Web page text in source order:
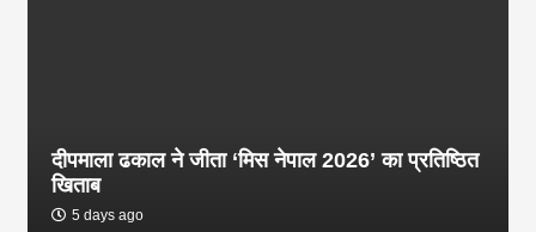
दीपमाला ढकाल ने जीता ‘मिस नेपाल 2026’ का प्रतिष्ठित
खिताब
5 days ago